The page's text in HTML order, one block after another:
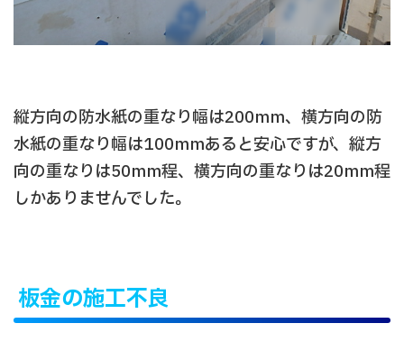
縦方向の防水紙の重なり幅は200mm、横方向の防
水紙の重なり幅は100mmあると安心ですが、縦方
向の重なりは50mm程、横方向の重なりは20mm程
しかありませんでした。
板金の施工不良